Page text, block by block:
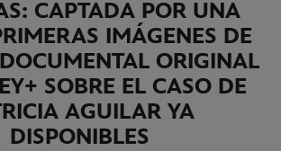
CAPTADA POR UNA
IMÁGENES DE
ORIGINAL
SOBRE EL CASO DE
AGUILAR YA
DISPONIBLES